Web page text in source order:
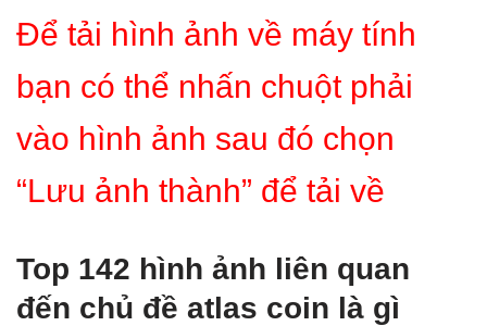
Để tải hình ảnh về máy tính
bạn có thể nhấn chuột phải
vào hình ảnh sau đó chọn
“Lưu ảnh thành” để tải về
Top 142 hình ảnh liên quan
đến chủ đề atlas coin là gì